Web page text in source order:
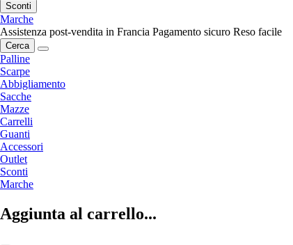
Sconti
Marche
Assistenza post-vendita in Francia Pagamento sicuro Reso facile
Cerca
Palline
Scarpe
Abbigliamento
Sacche
Mazze
Carrelli
Guanti
Accessori
Outlet
Sconti
Marche
Aggiunta al carrello...